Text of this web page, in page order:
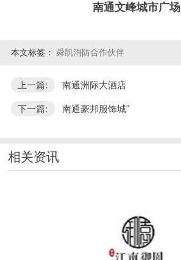
南通文峰城市广场
本文标签： 舜凯消防合作伙伴
上一篇: 南通洲际大酒店
下一篇: 南通豪邦服饰城"
相关资讯